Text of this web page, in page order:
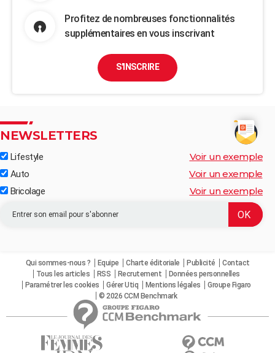
Profitez de nombreuses fonctionnalités
supplémentaires en vous inscrivant
S'INSCRIRE
NEWSLETTERS
Lifestyle Voir un exemple
Auto Voir un exemple
Bricolage Voir un exemple
Qui sommes-nous ? Equipe Charte éditoriale Publicité
Contact
Tous les articles
RSS Recrutement
Données personnelles
Paramétrer les cookies
Gérer Utiq Mentions légales
Groupe Figaro
© 2026 CCM Benchmark